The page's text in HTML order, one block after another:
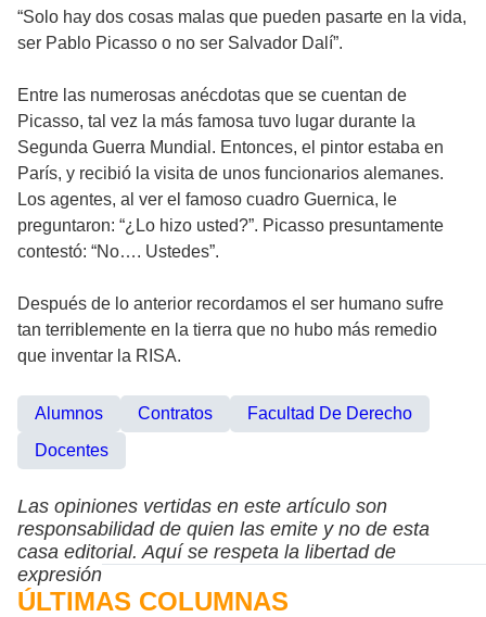
“Solo hay dos cosas malas que pueden pasarte en la vida,
ser Pablo Picasso o no ser Salvador Dalí”.
Entre las numerosas anécdotas que se cuentan de
Picasso, tal vez la más famosa tuvo lugar durante la
Segunda Guerra Mundial. Entonces, el pintor estaba en
París, y recibió la visita de unos funcionarios alemanes.
Los agentes, al ver el famoso cuadro Guernica, le
preguntaron: “¿Lo hizo usted?”. Picasso presuntamente
contestó: “No…. Ustedes”.
Después de lo anterior recordamos el ser humano sufre
tan terriblemente en la tierra que no hubo más remedio
que inventar la RISA.
Alumnos Contratos
Facultad De Derecho
Docentes
Las opiniones vertidas en este artículo son
responsabilidad de quien las emite y no de esta
casa editorial. Aquí se respeta la libertad de
expresión
ÚLTIMAS COLUMNAS